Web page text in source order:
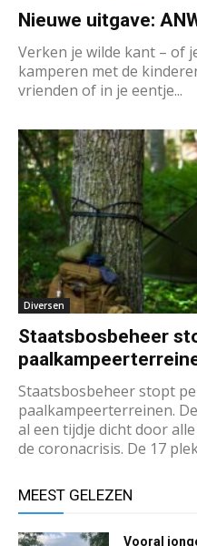
Nieuwe uitgave:
Verken je wilde kant – of
kamperen met de
vrienden of in je eentje...
Diversen
Staatsbosbeheer
Staatsbosbeheer stopt
paalkampeerterreinen.
al een tijdje dicht door
de coronacrisis. De 17
MEEST GELEZEN
Vooral